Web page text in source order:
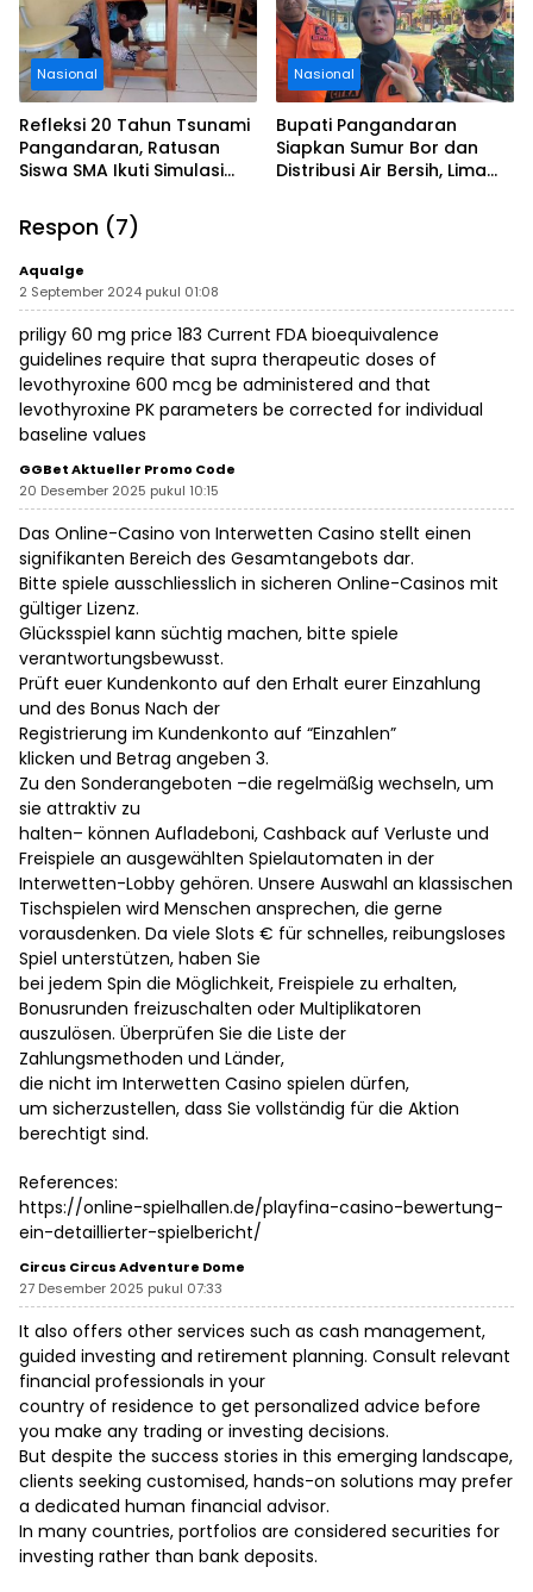
Nasional
Refleksi 20 Tahun Tsunami
Pangandaran, Ratusan
Siswa SMA Ikuti Simulasi
Tsunami
Nasional
Bupati Pangandaran
Siapkan Sumur Bor dan
Distribusi Air Bersih, Lima
Respon (7)
Aqualge
2 September 2024 pukul 01:08
priligy 60 mg price 183 Current FDA bioequivalence
guidelines require that supra therapeutic doses of
levothyroxine 600 mcg be administered and that
levothyroxine PK parameters be corrected for individual
baseline values
GGBet Aktueller Promo Code
20 Desember 2025 pukul 10:15
Das Online-Casino von Interwetten Casino stellt einen
signifikanten Bereich des Gesamtangebots dar.
Bitte spiele ausschliesslich in sicheren Online-Casinos mit
gültiger Lizenz.
Glücksspiel kann süchtig machen, bitte spiele
verantwortungsbewusst.
Prüft euer Kundenkonto auf den Erhalt eurer Einzahlung
und des Bonus Nach der
Registrierung im Kundenkonto auf “Einzahlen”
klicken und Betrag angeben 3.
Zu den Sonderangeboten –die regelmäßig wechseln, um
sie attraktiv zu
halten– können Aufladeboni, Cashback auf Verluste und
Freispiele an ausgewählten Spielautomaten in der
Interwetten-Lobby gehören. Unsere Auswahl an klassischen
Tischspielen wird Menschen ansprechen, die gerne
vorausdenken. Da viele Slots € für schnelles, reibungsloses
Spiel unterstützen, haben Sie
bei jedem Spin die Möglichkeit, Freispiele zu erhalten,
Bonusrunden freizuschalten oder Multiplikatoren
auszulösen. Überprüfen Sie die Liste der
Zahlungsmethoden und Länder,
die nicht im Interwetten Casino spielen dürfen,
um sicherzustellen, dass Sie vollständig für die Aktion
berechtigt sind.
References:
https://online-spielhallen.de/playfina-casino-bewertung-
ein-detaillierter-spielbericht/
Circus Circus Adventure Dome
27 Desember 2025 pukul 07:33
It also offers other services such as cash management,
guided investing and retirement planning. Consult relevant
financial professionals in your
country of residence to get personalized advice before
you make any trading or investing decisions.
But despite the success stories in this emerging landscape,
clients seeking customised, hands-on solutions may prefer
a dedicated human financial advisor.
In many countries, portfolios are considered securities for
investing rather than bank deposits.